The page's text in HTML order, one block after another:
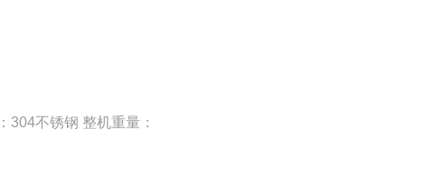
不锈钢 整机重量：